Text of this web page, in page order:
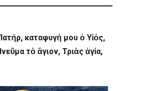
καταφυγή μου ὁ Υἱός,
τὸ ἅγιον, Τριὰς ἁγία,